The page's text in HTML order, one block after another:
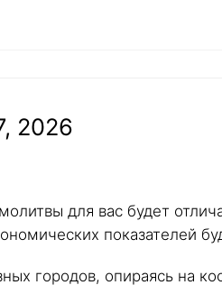
2026
для вас будет
показателей
городов, опираясь на